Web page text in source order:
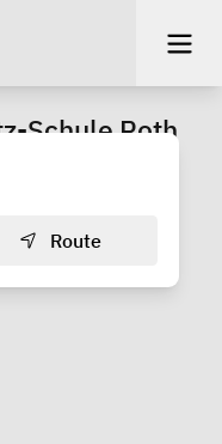
Schule Roth
Route